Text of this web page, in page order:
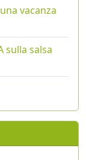
vacanza
sulla salsa